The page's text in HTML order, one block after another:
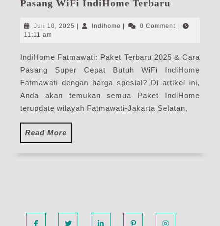
Pasang WiFi IndiHome Terbaru
|
Pasang
WiFi
IndiHome
Terbaru
Juli 10, 2025 Juli
| Indihome Indihome
| 0 Comment |
11:11 am
IndiHome Fatmawati: Paket Terbaru 2025 & Cara
Pasang Super Cepat Butuh WiFi IndiHome
Fatmawati dengan harga spesial? Di artikel ini,
Anda akan temukan semua Paket IndiHome
terupdate wilayah Fatmawati-Jakarta Selatan,
Read More
More